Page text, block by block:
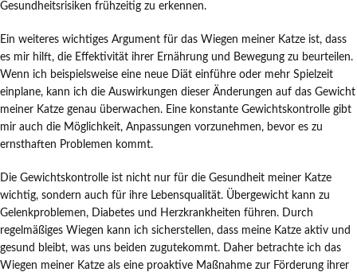
Gesundheitsrisiken frühzeitig zu erkennen.
Ein weiteres wichtiges Argument für das Wiegen meiner Katze ist, dass
es mir hilft, die Effektivität ihrer Ernährung und Bewegung zu beurteilen.
Wenn ich beispielsweise eine neue Diät einführe oder mehr Spielzeit
einplane, kann ich die Auswirkungen dieser Änderungen auf das Gewicht
meiner Katze genau überwachen. Eine konstante Gewichtskontrolle gibt
mir auch die Möglichkeit, Anpassungen vorzunehmen, bevor es zu
ernsthaften Problemen kommt.
Die Gewichtskontrolle ist nicht nur für die Gesundheit meiner Katze
wichtig, sondern auch für ihre Lebensqualität. Übergewicht kann zu
Gelenkproblemen, Diabetes und Herzkrankheiten führen. Durch
regelmäßiges Wiegen kann ich sicherstellen, dass meine Katze aktiv und
gesund bleibt, was uns beiden zugutekommt. Daher betrachte ich das
Wiegen meiner Katze als eine proaktive Maßnahme zur Förderung ihrer